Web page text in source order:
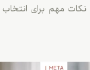
مهم برای